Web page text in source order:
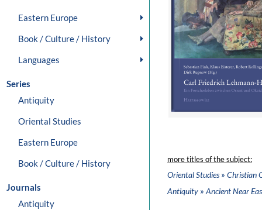
Eastern Europe
Book / Culture / History
Languages
Series
Antiquity
Oriental Studies
Eastern Europe
Book / Culture / History
Journals
Antiquity
more titles of the subject:
Oriental Studies» Christian
Antiquity » Ancient Near